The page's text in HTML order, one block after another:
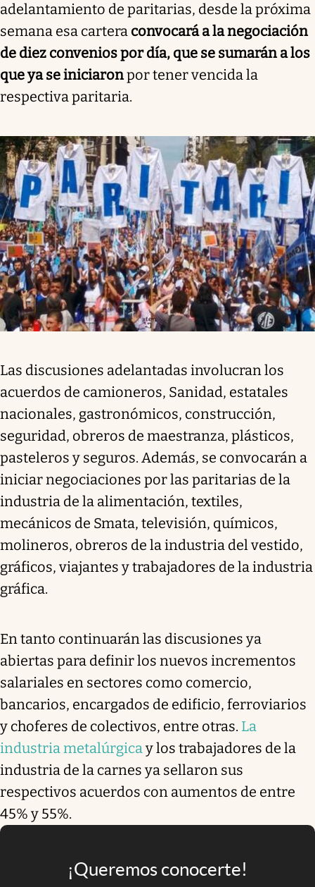
adelantamiento de paritarias, desde la próxima
semana esa cartera convocará a la negociación
de diez convenios por día, que se sumarán a los
que ya se iniciaronpor tener vencida la
respectiva paritaria.
Las discusiones adelantadas involucran los
acuerdos de camioneros, Sanidad, estatales
nacionales, gastronómicos, construcción,
seguridad, obreros de maestranza, plásticos,
pasteleros y seguros. Además, se convocarán a
iniciar negociaciones por las paritarias de la
industria de la alimentación, textiles,
mecánicos de Smata, televisión, químicos,
molineros, obreros de la industria del vestido,
gráficos, viajantes y trabajadores de la industria
gráfica.
En tanto continuarán las discusiones ya
abiertas para definir los nuevos incrementos
salariales en sectores como comercio,
bancarios, encargados de edificio, ferroviarios
y choferes de colectivos, entre otras. La
industria metalúrgicay los trabajadores de la
industria de la carnes ya sellaron sus
respectivos acuerdos con aumentos de entre
45% y 55%.
¡Queremos conocerte!